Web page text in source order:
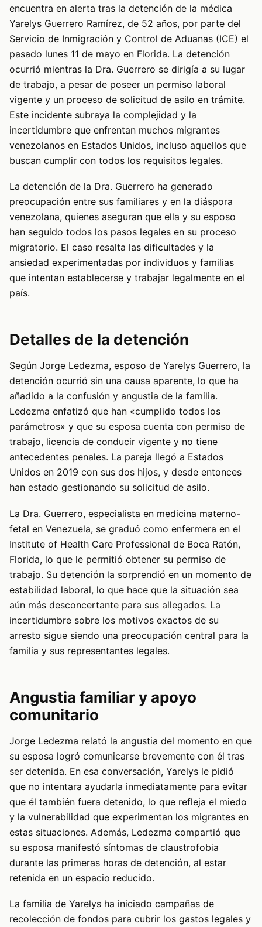
encuentra en alerta tras la detención de la médica
Yarelys Guerrero Ramírez, de 52 años, por parte del
Servicio de Inmigración y Control de Aduanas (ICE) el
pasado lunes 11 de mayo en Florida. La detención
ocurrió mientras la Dra. Guerrero se dirigía a su lugar
de trabajo, a pesar de poseer un permiso laboral
vigente y un proceso de solicitud de asilo en trámite.
Este incidente subraya la complejidad y la
incertidumbre que enfrentan muchos migrantes
venezolanos en Estados Unidos, incluso aquellos que
buscan cumplir con todos los requisitos legales.
La detención de la Dra. Guerrero ha generado
preocupación entre sus familiares y en la diáspora
venezolana, quienes aseguran que ella y su esposo
han seguido todos los pasos legales en su proceso
migratorio. El caso resalta las dificultades y la
ansiedad experimentadas por individuos y familias
que intentan establecerse y trabajar legalmente en el
país.
Detalles de la detención
Según Jorge Ledezma, esposo de Yarelys Guerrero, la
detención ocurrió sin una causa aparente, lo que ha
añadido a la confusión y angustia de la familia.
Ledezma enfatizó que han «cumplido todos los
parámetros» y que su esposa cuenta con permiso de
trabajo, licencia de conducir vigente y no tiene
antecedentes penales. La pareja llegó a Estados
Unidos en 2019 con sus dos hijos, y desde entonces
han estado gestionando su solicitud de asilo.
La Dra. Guerrero, especialista en medicina materno-
fetal en Venezuela, se graduó como enfermera en el
Institute of Health Care Professional de Boca Ratón,
Florida, lo que le permitió obtener su permiso de
trabajo. Su detención la sorprendió en un momento de
estabilidad laboral, lo que hace que la situación sea
aún más desconcertante para sus allegados. La
incertidumbre sobre los motivos exactos de su
arresto sigue siendo una preocupación central para la
familia y sus representantes legales.
Angustia familiar y apoyo
comunitario
Jorge Ledezma relató la angustia del momento en que
su esposa logró comunicarse brevemente con él tras
ser detenida. En esa conversación, Yarelys le pidió
que no intentara ayudarla inmediatamente para evitar
que él también fuera detenido, lo que refleja el miedo
y la vulnerabilidad que experimentan los migrantes en
estas situaciones. Además, Ledezma compartió que
su esposa manifestó síntomas de claustrofobia
durante las primeras horas de detención, al estar
retenida en un espacio reducido.
La familia de Yarelys ha iniciado campañas de
recolección de fondos para cubrir los gastos legales y